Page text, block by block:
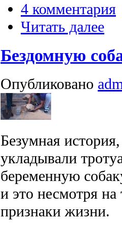
4 комментария
Читать далее
Бездомную
Опубликовано
Безумная
укладывали
беременную
и это несмотря на
признаки жизни.